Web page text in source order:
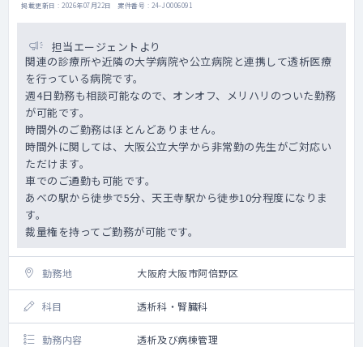
掲載更新日 : 2026年07月22日 案件番号 : 24-JO006091
担当エージェントより
関連の診療所や近隣の大学病院や公立病院と連携して透析医療
を行っている病院です。
週4日勤務も相談可能なので、オンオフ、メリハリのついた勤務
が可能です。
時間外のご勤務はほとんどありません。
時間外に関しては、大阪公立大学から非常勤の先生がご対応い
ただけます。
車でのご通勤も可能です。
あべの駅から徒歩で5分、天王寺駅から徒歩10分程度になりま
す。
裁量権を持ってご勤務が可能です。
勤務地 大阪府大阪市阿倍野区
科目 透析科・腎臓科
勤務内容 透析及び病棟管理